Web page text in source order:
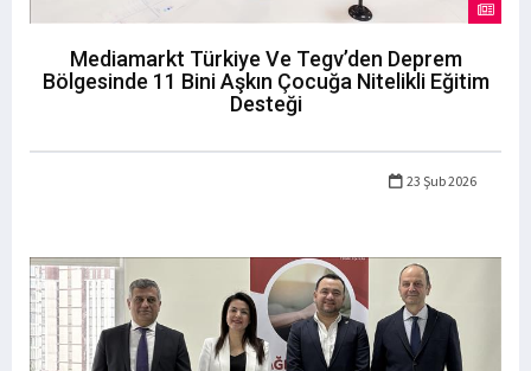
Mediamarkt Türkiye Ve Tegv’den Deprem
Bölgesinde 11 Bini Aşkın Çocuğa Nitelikli Eğitim
Desteği
23 Şub 2026